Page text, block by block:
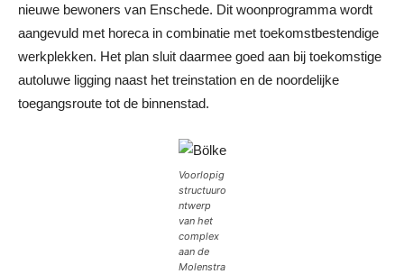
nieuwe bewoners van Enschede. Dit woonprogramma wordt
aangevuld met horeca in combinatie met toekomstbestendige
werkplekken. Het plan sluit daarmee goed aan bij toekomstige
autoluwe ligging naast het treinstation en de noordelijke
toegangsroute tot de binnenstad.
Voorlopig
structuuro
ntwerp
van het
complex
aan de
Molenstra